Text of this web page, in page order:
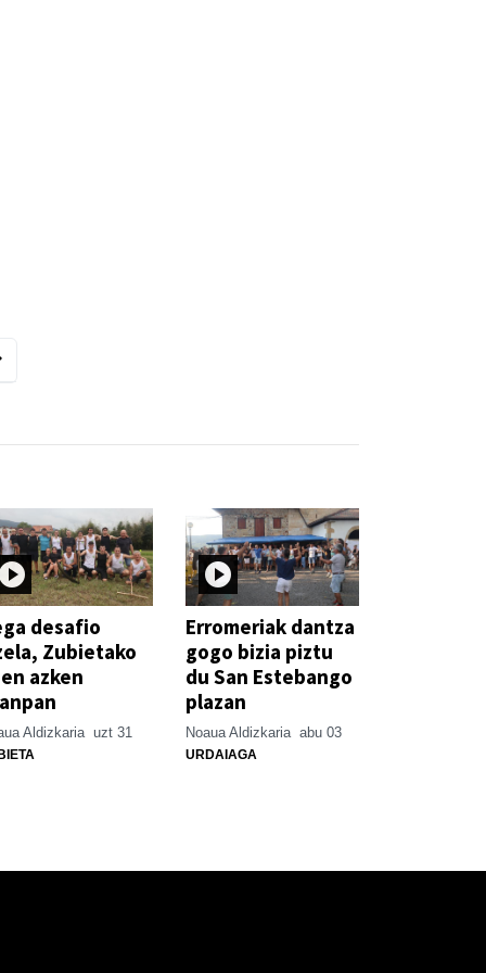
desafio
Zubietako
azken
Aldizkaria uzt 31
Erromeriak dantza
gogo bizia piztu
du San Estebango
plazan
Noaua Aldizkaria abu 03
URDAIAGA